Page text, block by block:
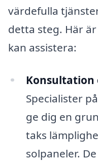
värdefulla
detta steg. Här
kan assistera:
Konsultation
Specialister
ge dig en
taks
solpaneler.